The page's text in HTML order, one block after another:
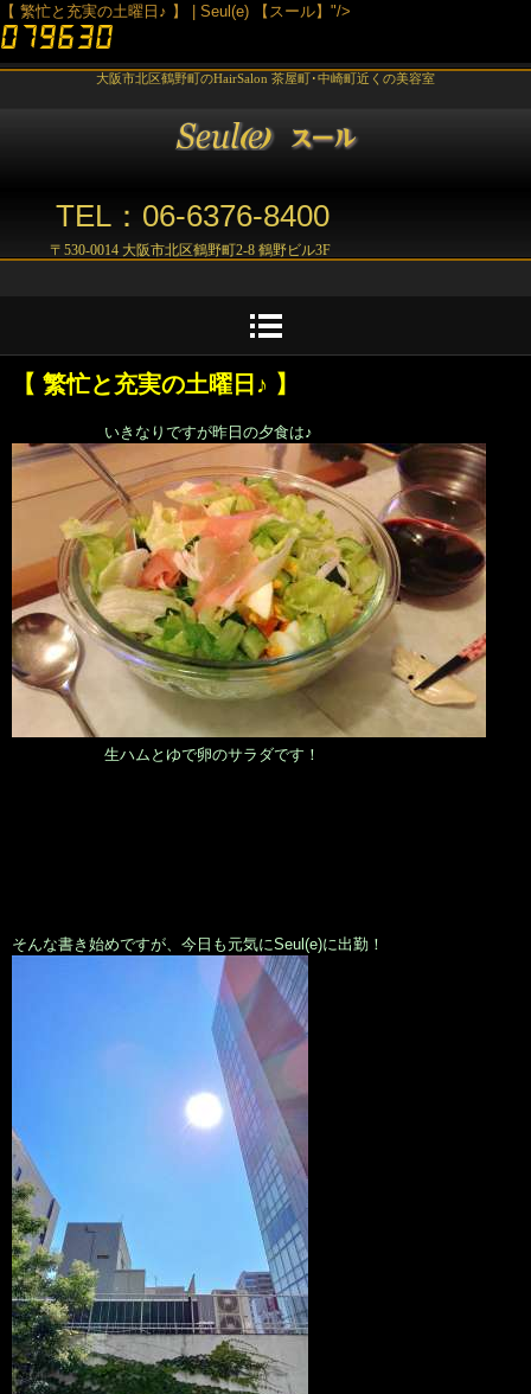
【 繁忙と充実の土曜日♪ 】 | Seul(e) 【スール】"/>
大阪市北区鶴野町のHairSalon 茶屋町･中崎町近くの美容室
TEL：06-6376-8400
〒530-0014 大阪市北区鶴野町2-8 鶴野ビル3F
【 繁忙と充実の土曜日♪ 】
いきなりですが昨日の夕食は♪
生ハムとゆで卵のサラダです！
そんな書き始めですが、今日も元気にSeul(e)に出勤！